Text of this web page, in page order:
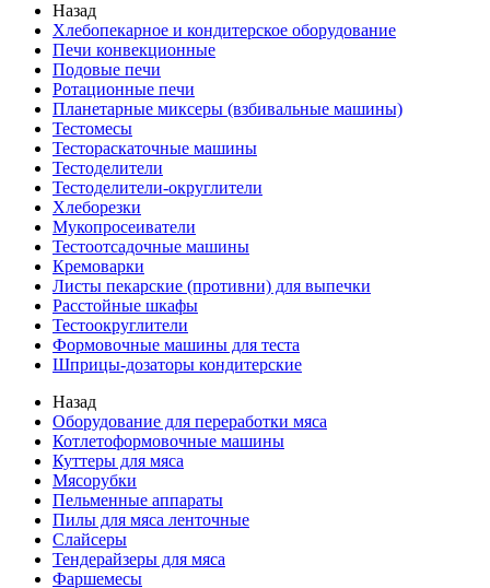
Назад
Хлебопекарное и кондитерское оборудование
Печи конвекционные
Подовые печи
Ротационные печи
Планетарные миксеры (взбивальные машины)
Тестомесы
Тестораскаточные машины
Тестоделители
Тестоделители-округлители
Хлеборезки
Мукопросеиватели
Тестоотсадочные машины
Кремоварки
Листы пекарские (противни) для выпечки
Расстойные шкафы
Тестоокруглители
Формовочные машины для теста
Шприцы-дозаторы кондитерские
Назад
Оборудование для переработки мяса
Котлетоформовочные машины
Куттеры для мяса
Мясорубки
Пельменные аппараты
Пилы для мяса ленточные
Слайсеры
Тендерайзеры для мяса
Фаршемесы